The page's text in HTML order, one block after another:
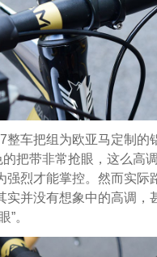
整车把组为欧亚马定制的
把带非常抢眼，这么高
强烈才能掌控。然而实际
实并没有想象中的高调，
”。